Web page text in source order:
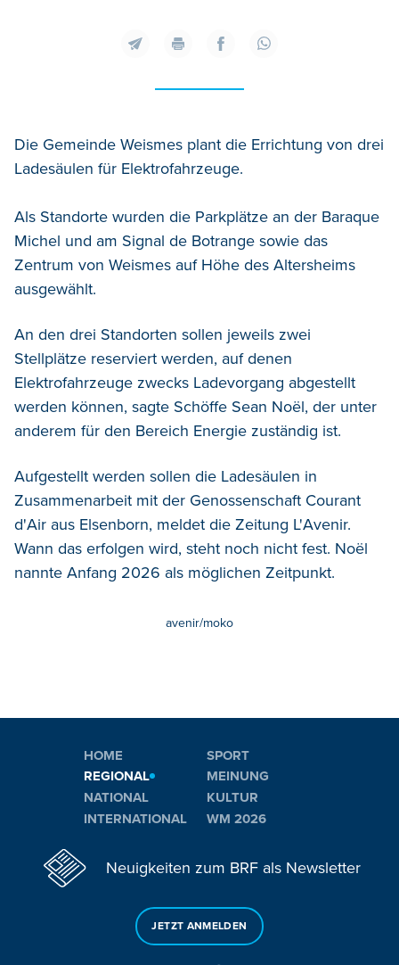
Die Gemeinde Weismes plant die Errichtung von drei
Ladesäulen für Elektrofahrzeuge.
Als Standorte wurden die Parkplätze an der Baraque
Michel und am Signal de Botrange sowie das
Zentrum von Weismes auf Höhe des Altersheims
ausgewählt.
An den drei Standorten sollen jeweils zwei
Stellplätze reserviert werden, auf denen
Elektrofahrzeuge zwecks Ladevorgang abgestellt
werden können, sagte Schöffe Sean Noël, der unter
anderem für den Bereich Energie zuständig ist.
Aufgestellt werden sollen die Ladesäulen in
Zusammenarbeit mit der Genossenschaft Courant
d'Air aus Elsenborn, meldet die Zeitung L'Avenir.
Wann das erfolgen wird, steht noch nicht fest. Noël
nannte Anfang 2026 als möglichen Zeitpunkt.
avenir/moko
HOME
REGIONAL
NATIONAL
INTERNATIONAL
SPORT
MEINUNG
KULTUR
WM 2026
Neuigkeiten zum BRF als Newsletter
JETZT ANMELDEN